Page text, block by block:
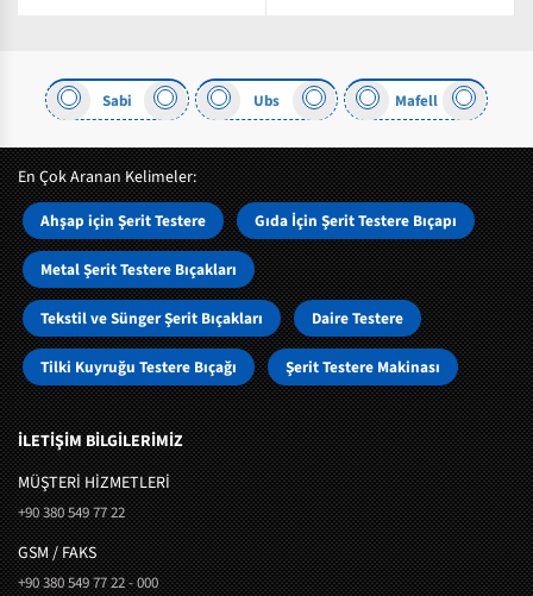
Sabi Ubs Mafell
En Çok Aranan Kelimeler:
Ahşap için Şerit Testere Gıda İçin Şerit Testere Bıçapı
Metal Şerit Testere Bıçakları
Tekstil ve Sünger Şerit Bıçakları Daire Testere
Tilki Kuyruğu Testere Bıçağı Şerit Testere Makinası
İLETİŞİM BİLGİLERİMİZ
MÜŞTERI HIZMETLERI
+90 380 549 77 22
GSM / FAKS
+90 380 549 77 22 - 000